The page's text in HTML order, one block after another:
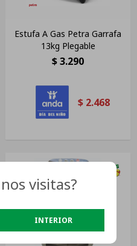
Estufa A Gas Petra Garrafa
13kg Plegable
$3.290
$ 2.468
visitas?
INTERIOR